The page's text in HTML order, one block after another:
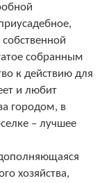
собранным
к действию для
и любит
городом, в
– лучшее
хозяйства,